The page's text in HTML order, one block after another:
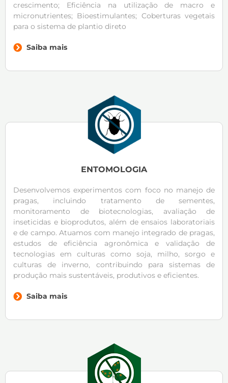
crescimento; Eficiência na utilização de macro e
micronutrientes; Bioestimulantes; Coberturas vegetais
para o sistema de plantio direto
Saiba mais
ENTOMOLOGIA
Desenvolvemos experimentos com foco no manejo de
pragas, incluindo tratamento de sementes,
monitoramento de biotecnologias, avaliação de
inseticidas e bioprodutos, além de ensaios laboratoriais
e de campo. Atuamos com manejo integrado de pragas,
estudos de eficiência agronômica e validação de
tecnologias em culturas como soja, milho, sorgo e
culturas de inverno, contribuindo para sistemas de
produção mais sustentáveis, produtivos e eficientes.
Saiba mais